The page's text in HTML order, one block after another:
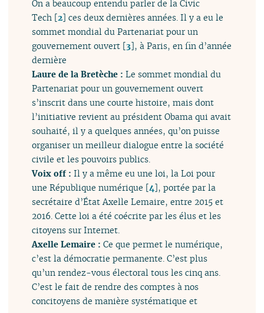
On a beaucoup entendu parler de la Civic
Tech [2] ces deux dernières années. Il y a eu le
sommet mondial du Partenariat pour un
gouvernement ouvert [3], à Paris, en fin d’année
dernière
Laure de la Bretèche :Le sommet mondial du
Partenariat pour un gouvernement ouvert
s’inscrit dans une courte histoire, mais dont
l’initiative revient au président Obama qui avait
souhaité, il y a quelques années, qu’on puisse
organiser un meilleur dialogue entre la société
civile et les pouvoirs publics.
Voix off :Il y a même eu une loi, la Loi pour
une République numérique [4], portée par la
secrétaire d’État Axelle Lemaire, entre 2015 et
2016. Cette loi a été coécrite par les élus et les
citoyens sur Internet.
Axelle Lemaire :Ce que permet le numérique,
c’est la démocratie permanente. C’est plus
qu’un rendez-vous électoral tous les cinq ans.
C’est le fait de rendre des comptes à nos
concitoyens de manière systématique et